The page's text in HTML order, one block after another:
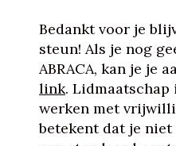
Bedankt voor je
steun! Als je nog
ABRACA, kan je je
link. Lidmaatschap
werken met
betekent dat je niet